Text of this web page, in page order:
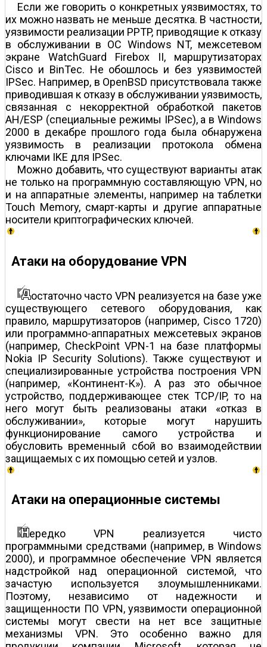
Если же говорить о конкретных уязвимостях, то
их можно назвать не меньше десятка. В частности,
уязвимости реализации PPTP, приводящие к отказу
в обслуживании в ОС Windows NT, межсетевом
экране WatchGuard Firebox II, маршрутизаторах
Cisco и BinTec. Не обошлось и без уязвимостей
IPSec. Например, в OpenBSD присутствовала также
приводившая к отказу в обслуживании уязвимость,
связанная с некорректной обработкой пакетов
AH/ESP (специальные режимы IPSec), а в Windows
2000 в декабре прошлого года была обнаружена
уязвимость в реализации протокола обмена
ключами IKE для IPSec.
Можно добавить, что существуют варианты атак
не только на программную составляющую VPN, но
и на аппаратные элементы, например на таблетки
Touch Memory, смарт-карты и другие аппаратные
носители криптографических ключей.
Атаки на оборудование VPN
остаточно часто VPN реализуется на базе уже
существующего сетевого оборудования, как
правило, маршрутизаторов (например, Cisco 1720)
или программно-аппаратных межсетевых экранов
(например, CheckPoint VPN-1 на базе платформы
Nokia IP Security Solutions). Также существуют и
специализированные устройства построения VPN
(например, «Континент-К»). А раз это обычное
устройство, поддерживающее стек TCP/IP, то на
него могут быть реализованы атаки «отказ в
обслуживании», которые могут нарушить
функционирование самого устройства и
обусловить временный сбой во взаимодействии
защищаемых с их помощью сетей и узлов.
Атаки на операционные системы
ередко VPN реализуется чисто
программными средствами (например, в Windows
2000), и программное обеспечение VPN является
надстройкой над операционной системой, что
зачастую используется злоумышленниками.
Поэтому, независимо от надежности и
защищенности ПО VPN, уязвимости операционной
системы могут свести на нет все защитные
механизмы VPN. Это особенно важно для